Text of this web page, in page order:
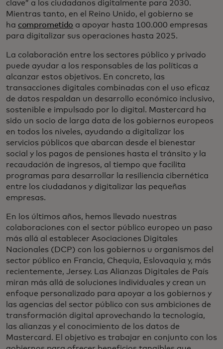
clave” a los ciudadanos digitalmente para 2030.
Mientras tanto, en el Reino Unido, el gobierno se
ha comprometido a apoyar hasta 100.000 empresas
para digitalizar sus operaciones hasta 2025.
La colaboración entre los sectores público y privado
puede ayudar a los responsables de las políticas a
alcanzar estos objetivos. En concreto, las
transacciones digitales combinadas con el uso eficaz
de datos respaldan un desarrollo económico inclusivo,
sostenible e impulsado por lo digital. Mastercard ha
sido un socio de larga data de los gobiernos europeos
en todos los niveles, ayudando a digitalizar los
servicios públicos que abarcan desde el bienestar
social y los pagos de pensiones hasta el tránsito y la
recaudación de ingresos, al tiempo que facilita
programas para desarrollar la resiliencia cibernética
entre los ciudadanos y digitalizar las pequeñas
empresas.
En los últimos años, hemos llevado nuestras
colaboraciones con el sector público europeo un paso
más allá al establecer Asociaciones Digitales
Nacionales (DCP) con los gobiernos u organismos del
sector público en Francia, Chequia, Eslovaquia y, más
recientemente, Jersey. Las Alianzas Digitales de País
miran más allá de soluciones individuales y crean un
enfoque personalizado para apoyar a los gobiernos y
las agencias del sector público con sus ambiciones de
transformación digital aprovechando la tecnología,
las alianzas y el conocimiento de los datos de
Mastercard. El objetivo es trabajar en conjunto con los